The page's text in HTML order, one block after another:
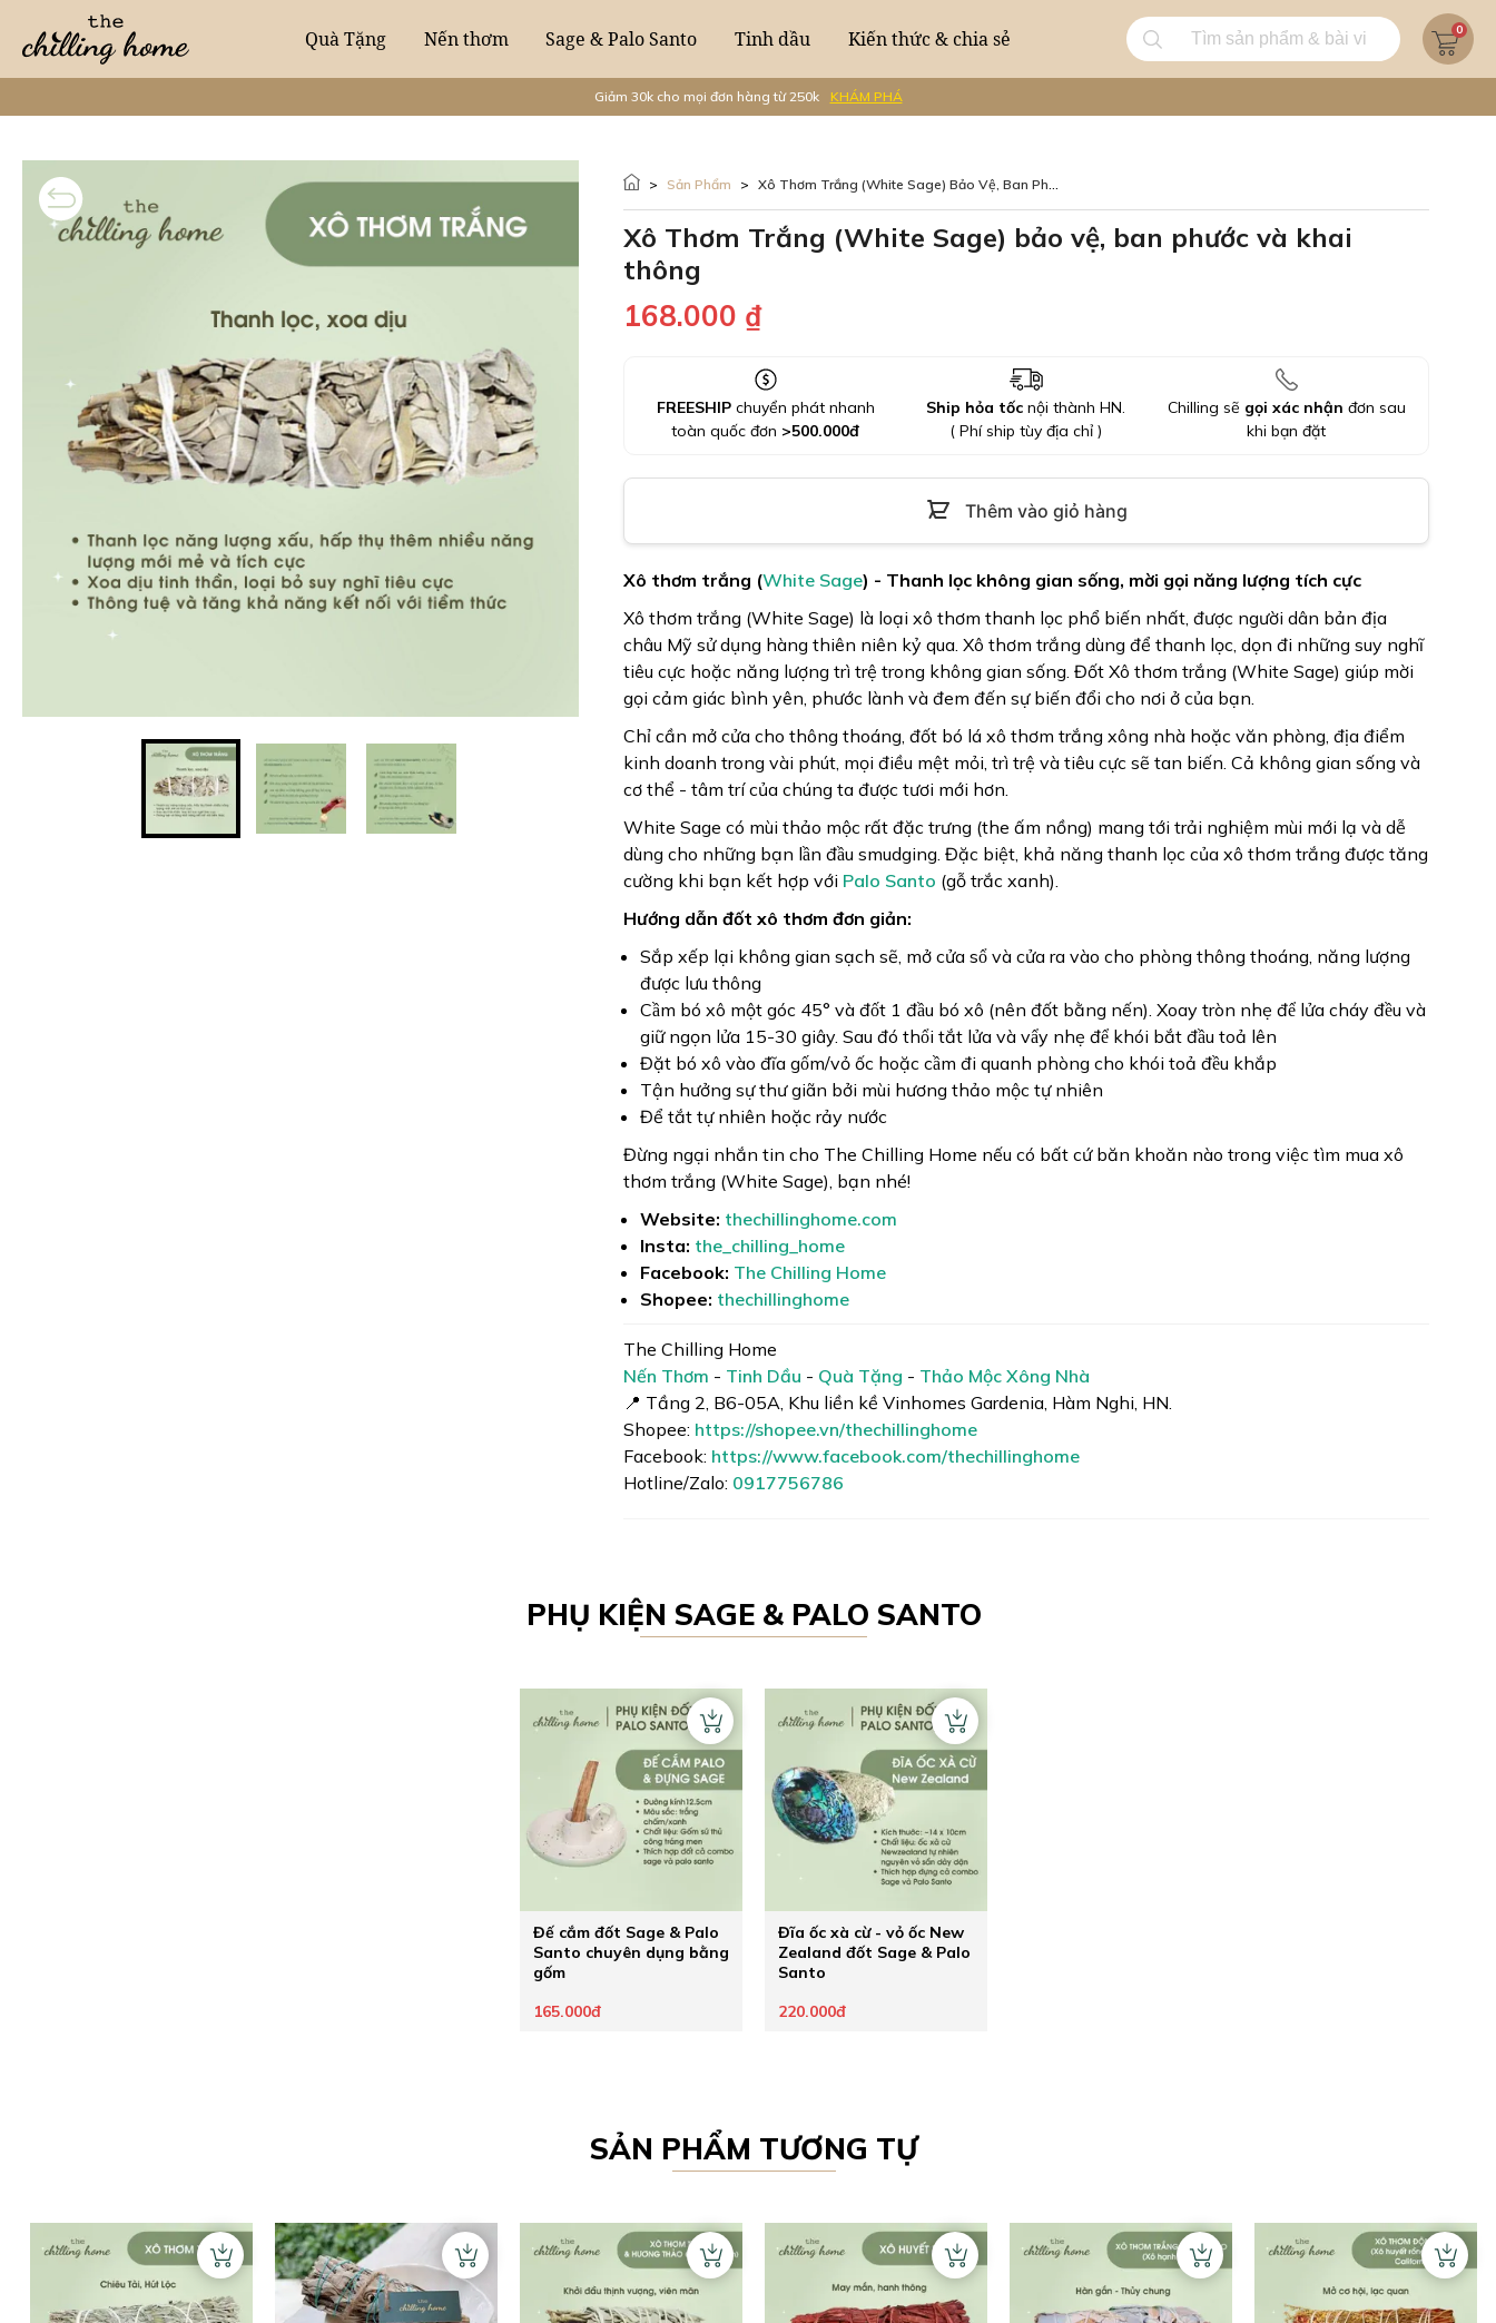
Quà Tặng Nến thơm Sage & Palo Santo Tinh dầu Kiến thức & chia sẻ 0
Giảm 30k cho mọi đơn hàng từ 250k KHÁM PHÁ
> Sản Phẩm > Xô Thơm Trắng (White Sage) Bảo Vệ, Ban Phước Và Khai Thông
Xô Thơm Trắng (White Sage) bảo vệ, ban phước và khai
thông
168.000 ₫
FREESHIPchuyển phát nhanh
toàn quốc đơn >500.000đ
Ship hỏa tốc nội thành HN.
( Phí ship tùy địa chỉ )
Chilling sẽ gọi xác nhận đơn sau
khi bạn đặt
Thêm vào giỏ hàng
Xô thơm trắng (White Sage) - Thanh lọc không gian sống, mời gọi năng lượng tích cực
Xô thơm trắng (White Sage) là loại xô thơm thanh lọc phổ biến nhất, được người dân bản địa
châu Mỹ sử dụng hàng thiên niên kỷ qua. Xô thơm trắng dùng để thanh lọc, dọn đi những suy nghĩ
tiêu cực hoặc năng lượng trì trệ trong không gian sống. Đốt Xô thơm trắng (White Sage) giúp mời
gọi cảm giác bình yên, phước lành và đem đến sự biến đổi cho nơi ở của bạn.
Chỉ cần mở cửa cho thông thoáng, đốt bó lá xô thơm trắng xông nhà hoặc văn phòng, địa điểm
kinh doanh trong vài phút, mọi điều mệt mỏi, trì trệ và tiêu cực sẽ tan biến. Cả không gian sống và
cơ thể - tâm trí của chúng ta được tươi mới hơn.
White Sage có mùi thảo mộc rất đặc trưng (the ấm nồng) mang tới trải nghiệm mùi mới lạ và dễ
dùng cho những bạn lần đầu smudging. Đặc biệt, khả năng thanh lọc của xô thơm trắng được tăng
cường khi bạn kết hợp với Palo Santo (gỗ trắc xanh).
Hướng dẫn đốt xô thơm đơn giản:
Sắp xếp lại không gian sạch sẽ, mở cửa sổ và cửa ra vào cho phòng thông thoáng, năng lượng
được lưu thông
Cầm bó xô một góc 45° và đốt 1 đầu bó xô (nên đốt bằng nến). Xoay tròn nhẹ để lửa cháy đều và
giữ ngọn lửa 15-30 giây. Sau đó thổi tắt lửa và vẩy nhẹ để khói bắt đầu toả lên
Đặt bó xô vào đĩa gốm/vỏ ốc hoặc cầm đi quanh phòng cho khói toả đều khắp
Tận hưởng sự thư giãn bởi mùi hương thảo mộc tự nhiên
Để tắt tự nhiên hoặc rảy nước
Đừng ngại nhắn tin cho The Chilling Home nếu có bất cứ băn khoăn nào trong việc tìm mua xô
thơm trắng (White Sage), bạn nhé!
Website: thechillinghome.com
Insta: the_chilling_home
Facebook: The Chilling Home
Shopee: thechillinghome
The Chilling Home
Nến Thơm - Tinh Dầu - Quà Tặng - Thảo Mộc Xông Nhà
📍 Tầng 2, B6-05A, Khu liền kề Vinhomes Gardenia, Hàm Nghi, HN.
Shopee: https://shopee.vn/thechillinghome
Facebook: https://www.facebook.com/thechillinghome
Hotline/Zalo: 0917756786
PHỤ KIỆN SAGE & PALO SANTO
Đế cắm đốt Sage & Palo
Santo chuyên dụng bằng
gốm
165.000đ
Đĩa ốc xà cừ - vỏ ốc New
Zealand đốt Sage & Palo
Santo
220.000đ
SẢN PHẨM TƯƠNG TỰ